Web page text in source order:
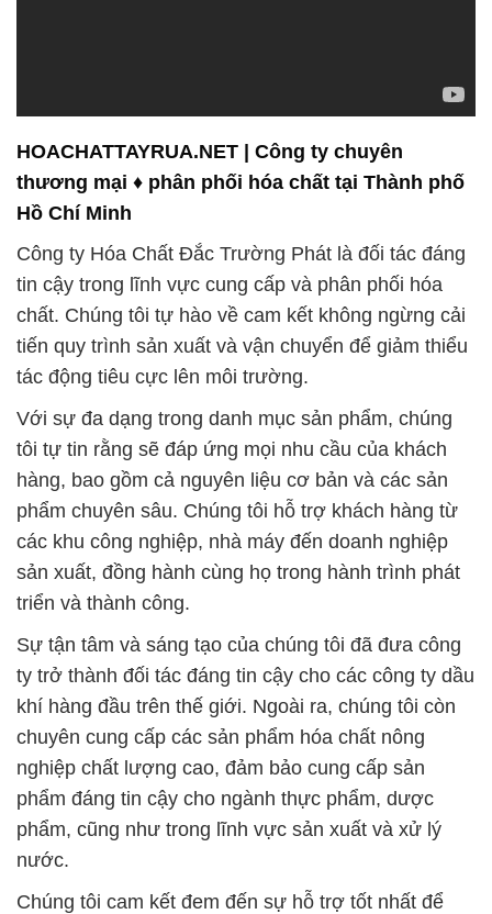
HOACHATTAYRUA.NET | Công ty chuyên
thương mại ♦ phân phối hóa chất tại Thành phố
Hồ Chí Minh
Công ty Hóa Chất Đắc Trường Phát là đối tác đáng
tin cậy trong lĩnh vực cung cấp và phân phối hóa
chất. Chúng tôi tự hào về cam kết không ngừng cải
tiến quy trình sản xuất và vận chuyển để giảm thiểu
tác động tiêu cực lên môi trường.
Với sự đa dạng trong danh mục sản phẩm, chúng
tôi tự tin rằng sẽ đáp ứng mọi nhu cầu của khách
hàng, bao gồm cả nguyên liệu cơ bản và các sản
phẩm chuyên sâu. Chúng tôi hỗ trợ khách hàng từ
các khu công nghiệp, nhà máy đến doanh nghiệp
sản xuất, đồng hành cùng họ trong hành trình phát
triển và thành công.
Sự tận tâm và sáng tạo của chúng tôi đã đưa công
ty trở thành đối tác đáng tin cậy cho các công ty dầu
khí hàng đầu trên thế giới. Ngoài ra, chúng tôi còn
chuyên cung cấp các sản phẩm hóa chất nông
nghiệp chất lượng cao, đảm bảo cung cấp sản
phẩm đáng tin cậy cho ngành thực phẩm, dược
phẩm, cũng như trong lĩnh vực sản xuất và xử lý
nước.
Chúng tôi cam kết đem đến sự hỗ trợ tốt nhất để